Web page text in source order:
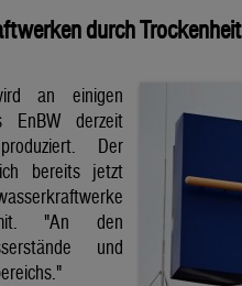
durch Trockenheit
an einigen
EnBW derzeit
Der
bereits jetzt
"An den
und